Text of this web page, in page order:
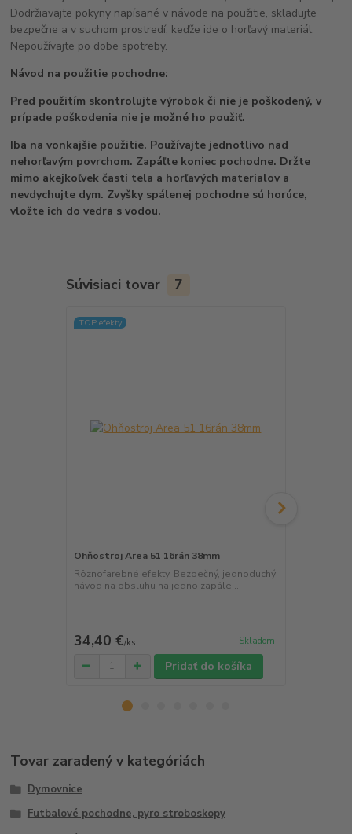
Dodržiavajte pokyny napísané v návode na použitie, skladujte
bezpečne a v suchom prostredí, keďže ide o horľavý materiál.
Nepoužívajte po dobe spotreby.
Návod na použitie pochodne:
Pred použitím skontrolujte výrobok či nie je poškodený, v
prípade poškodenia nie je možné ho použiť.
Iba na vonkajšie použitie. Používajte jednotlivo nad
nehorľavým povrchom. Zapáľte koniec pochodne. Držte
mimo akejkoľvek časti tela a horľavých materialov a
nevdychujte dym. Zvyšky spálenej pochodne sú horúce,
vložte ich do vedra s vodou.
Súvisiaci tovar 7
TOP efekty
Ohňostroj Area 51 16rán 38mm
Rôznofarebné efekty. Bezpečný, jednoduchý
návod na obsluhu na jedno zapále...
34,40 €/ks Skladom
Pridať do košíka
Tovar zaradený v kategóriách
Dymovnice
Futbalové pochodne, pyro stroboskopy